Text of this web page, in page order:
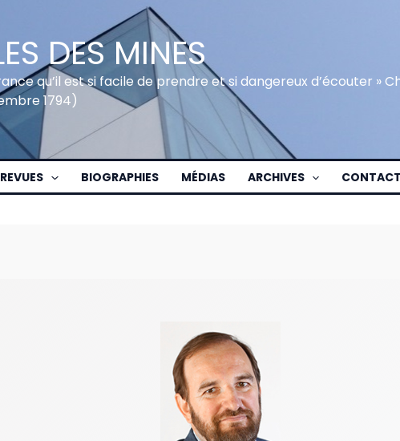
DES MINES
qu’il est si facile de prendre et si dangereux d’écouter »
1794)
REVUES BIOGRAPHIES MÉDIAS ARCHIVES CONTACT